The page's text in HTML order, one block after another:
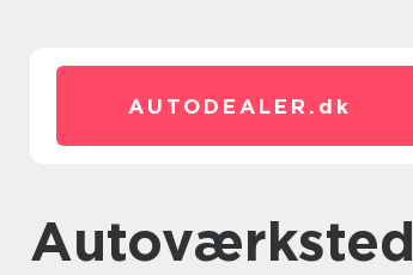
AUTODEALER. dk
autoværksted